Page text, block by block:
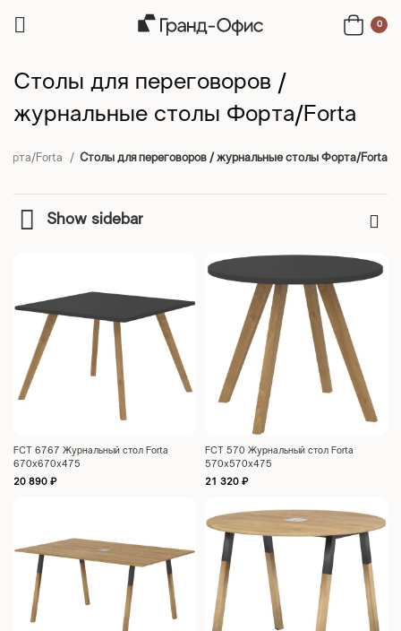
0
Столы для переговоров /
журнальные столы Форта/Forta
Forta Столы для переговоров / журнальные столы Форта/Forta
Show sidebar
FCT 6767 Журнальный стол Forta
670х670х475
20 890 ₽
FCT 570 Журнальный стол Forta
570х570х475
21 320 ₽